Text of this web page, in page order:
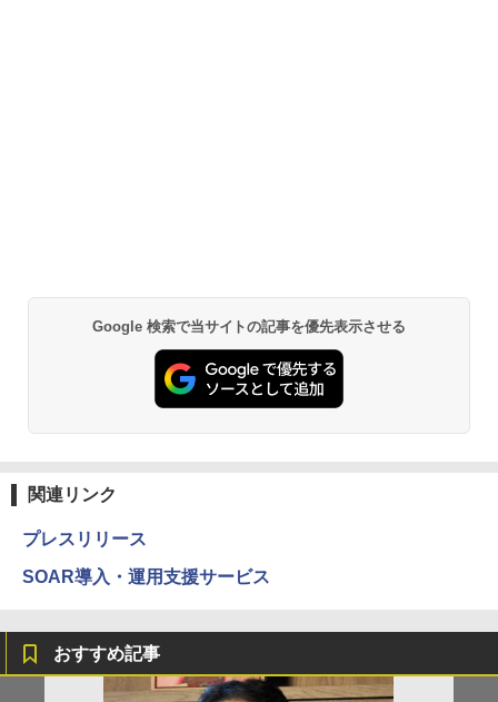
Google 検索で当サイトの記事を優先表示させる
関連リンク
プレスリリース
SOAR導入・運用支援サービス
おすすめ記事